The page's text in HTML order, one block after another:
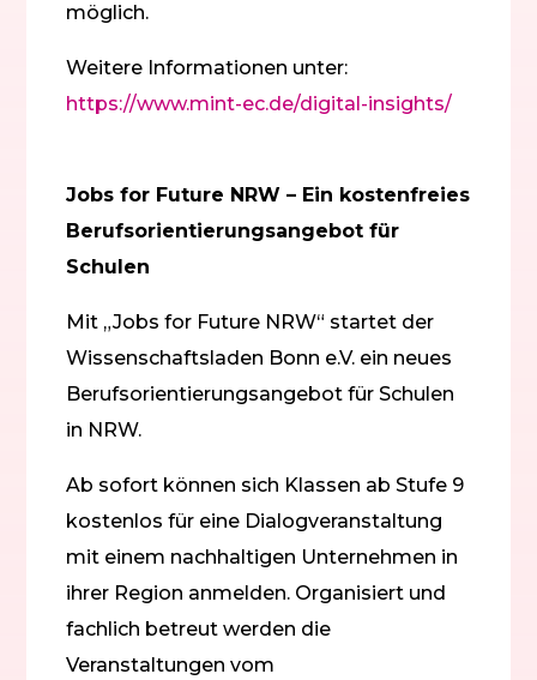
möglich.
Weitere Informationen unter:
https://www.mint-ec.de/digital-insights/
Jobs for Future NRW – Ein kostenfreies
Berufsorientierungsangebot für
Schulen
Mit „Jobs for Future NRW“ startet der
Wissenschaftsladen Bonn e.V. ein neues
Berufsorientierungsangebot für Schulen
in NRW.
Ab sofort können sich Klassen ab Stufe 9
kostenlos für eine Dialogveranstaltung
mit einem nachhaltigen Unternehmen in
ihrer Region anmelden. Organisiert und
fachlich betreut werden die
Veranstaltungen vom